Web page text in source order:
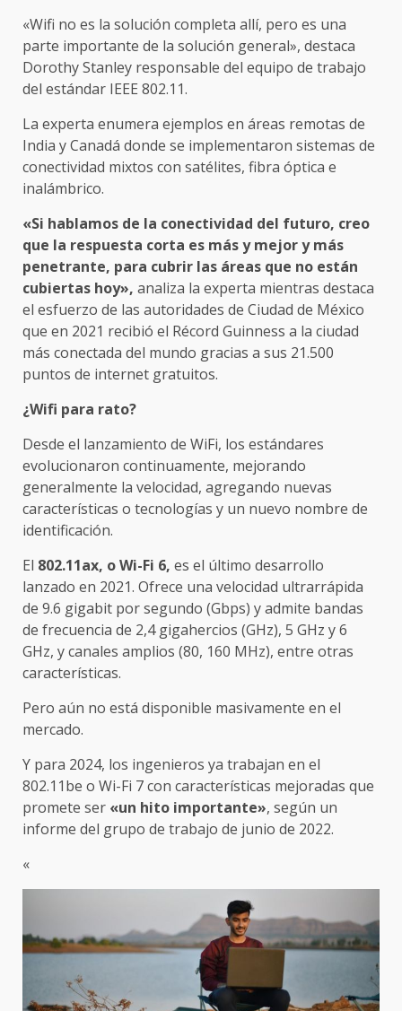
«Wifi no es la solución completa allí, pero es una
parte importante de la solución general», destaca
Dorothy Stanley responsable del equipo de trabajo
del estándar IEEE 802.11.
La experta enumera ejemplos en áreas remotas de
India y Canadá donde se implementaron sistemas de
conectividad mixtos con satélites, fibra óptica e
inalámbrico.
«Si hablamos de la conectividad del futuro, creo
que la respuesta corta es más y mejor y más
penetrante, para cubrir las áreas que no están
cubiertas hoy», analiza la experta mientras destaca
el esfuerzo de las autoridades de Ciudad de México
que en 2021 recibió el Récord Guinness a la ciudad
más conectada del mundo gracias a sus 21.500
puntos de internet gratuitos.
¿Wifi para rato?
Desde el lanzamiento de WiFi, los estándares
evolucionaron continuamente, mejorando
generalmente la velocidad, agregando nuevas
características o tecnologías y un nuevo nombre de
identificación.
El 802.11ax, o Wi-Fi 6, es el último desarrollo
lanzado en 2021. Ofrece una velocidad ultrarrápida
de 9.6 gigabit por segundo (Gbps) y admite bandas
de frecuencia de 2,4 gigahercios (GHz), 5 GHz y 6
GHz, y canales amplios (80, 160 MHz), entre otras
características.
Pero aún no está disponible masivamente en el
mercado.
Y para 2024, los ingenieros ya trabajan en el
802.11be o Wi-Fi 7 con características mejoradas que
promete ser «un hito importante», según un
informe del grupo de trabajo de junio de 2022.
«